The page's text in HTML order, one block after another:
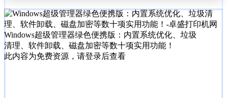
Windows超级管理器绿色便携版：内置系统优化、垃圾
清理、软件卸载、磁盘加密等数十项实用功能！
此内容为免费资源，请登录后查看